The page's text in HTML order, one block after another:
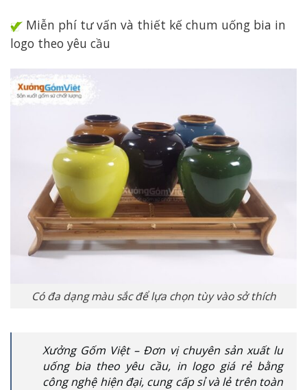
Miễn phí tư vấn và thiết kế chum uống bia in
logo theo yêu cầu
Có đa dạng màu sắc để lựa chọn tùy vào sở thích
Xưởng Gốm Việt – Đơn vị chuyên sản xuất lu
uống bia theo yêu cầu, in logo giá rẻ bằng
công nghệ hiện đại, cung cấp sỉ và lẻ trên toàn